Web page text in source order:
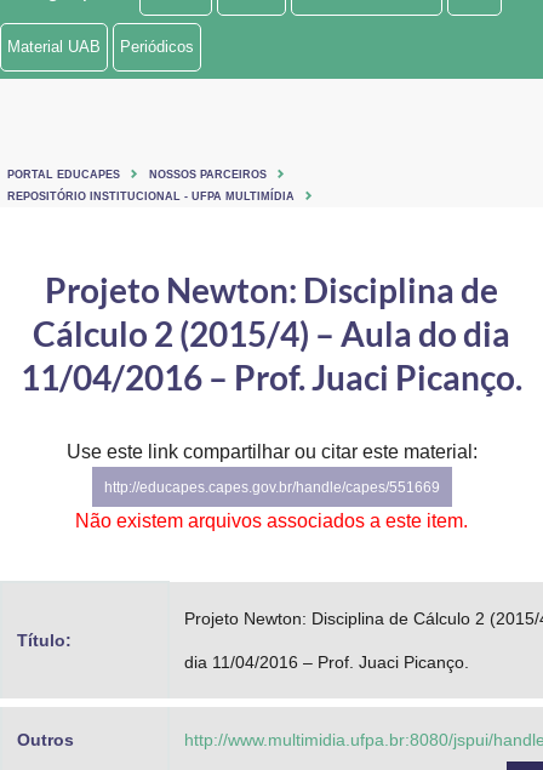
Ministério de Minas e Energia
Ministério do Turismo
Controladoria-Geral da União
Ministério da Mulher, da Família e dos Direitos Humanos
Secretaria de Governo
Gabinete de Segurança Institucional
Material UAB Periódicos
PORTAL EDUCAPES
NOSSOS PARCEIROS
REPOSITÓRIO INSTITUCIONAL - UFPA MULTIMÍDIA
Projeto Newton: Disciplina de
Cálculo 2 (2015/4) – Aula do dia
11/04/2016 – Prof. Juaci Picanço.
Use este link compartilhar ou citar este material:
http://educapes.capes.gov.br/handle/capes/551669
Não existem arquivos associados a este item.
Título:
Projeto Newton: Disciplina de Cálculo 2
dia 11/04/2016 – Prof. Juaci Picanço.
Outros http://www.multimidia.ufpa.br:8080/jspui/